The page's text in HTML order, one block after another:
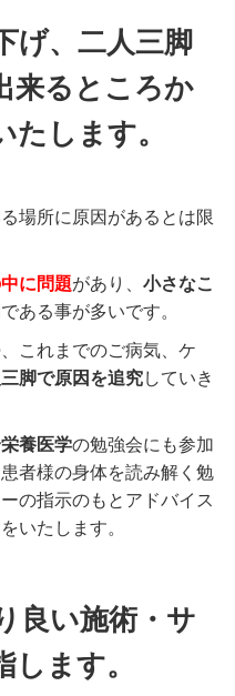
げ、二人三脚
来るところか
たします。
場所に原因があるとは限
に問題があり、小さなこ
である事が多いです。
これまでのご病気、ケ
脚で原因を追究していき
養医学の勉強会にも参加
者様の身体を読み解く勉
の指示のもとアドバイス
いたします。
良い施術・サ
ます。